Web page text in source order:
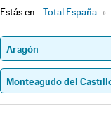
Estás en: Total España »